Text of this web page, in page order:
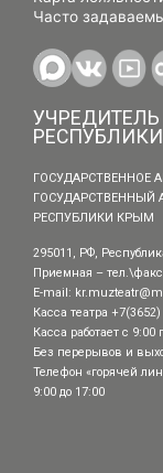
Часто
УЧРЕДИТЕЛЬ
ГОСУДАРСТВЕННОЕ
ГОСУДАРСТВЕННЫЙ
РЕСПУБЛИКИ КРЫМ
295011, РФ,
Приемная –
E-mail:
Касса театра
Касса работает с 9:00
Без перерывов и
Телефон «горячей
9:00 до 17:00